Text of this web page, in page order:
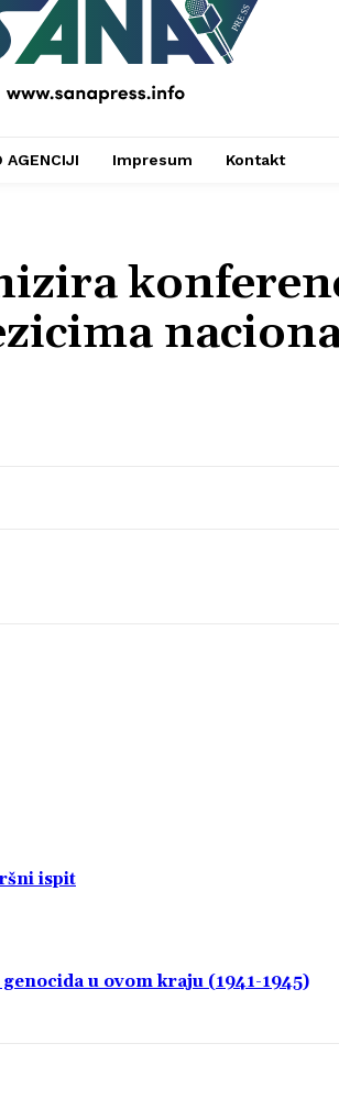
PRESS
AGENCIJI Impresum Kontakt
ispit
u ovom kraju (1941-1945)